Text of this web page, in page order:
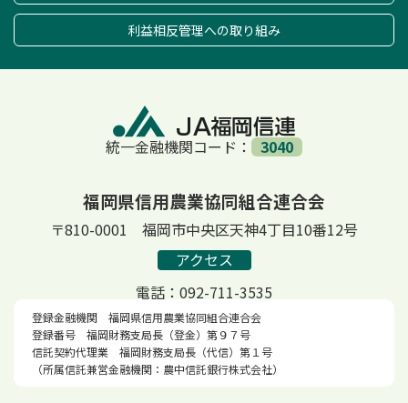
利益相反管理への取り組み
統一金融機関コード： 3040
福岡県信用農業協同組合連合会
〒810-0001 福岡市中央区天神4丁目10番12号
アクセス
電話：092-711-3535
登録金融機関 福岡県信用農業協同組合連合会
登録番号 福岡財務支局長（登金）第９７号
信託契約代理業 福岡財務支局長（代信）第１号
（所属信託兼営金融機関：農中信託銀行株式会社）